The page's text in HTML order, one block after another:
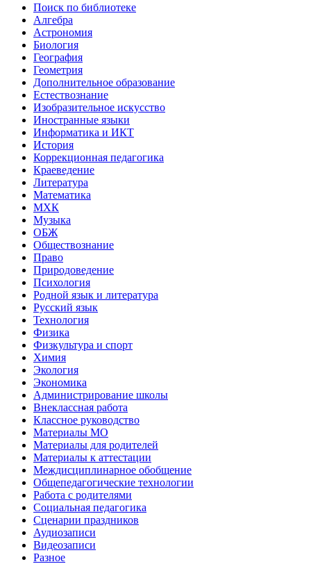
Поиск по библиотеке
Алгебра
Астрономия
Биология
География
Геометрия
Дополнительное образование
Естествознание
Изобразительное искусство
Иностранные языки
Информатика и ИКТ
История
Коррекционная педагогика
Краеведение
Литература
Математика
МХК
Музыка
ОБЖ
Обществознание
Право
Природоведение
Психология
Родной язык и литература
Русский язык
Технология
Физика
Физкультура и спорт
Химия
Экология
Экономика
Администрирование школы
Внеклассная работа
Классное руководство
Материалы МО
Материалы для родителей
Материалы к аттестации
Междисциплинарное обобщение
Общепедагогические технологии
Работа с родителями
Социальная педагогика
Сценарии праздников
Аудиозаписи
Видеозаписи
Разное